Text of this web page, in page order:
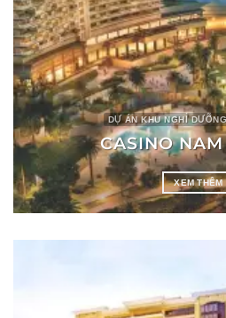
DỰ ÁN KHU NGHỈ
CASINO
XEM THÊM